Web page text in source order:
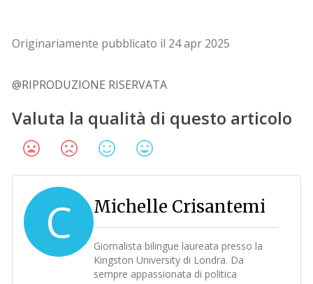
Originariamente pubblicato il 24 apr 2025
@RIPRODUZIONE RISERVATA
Valuta la qualità di questo articolo
C Michelle Crisantemi
Giornalista bilingue laureata presso la
Kingston University di Londra. Da
sempre appassionata di politica